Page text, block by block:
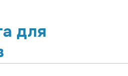
для